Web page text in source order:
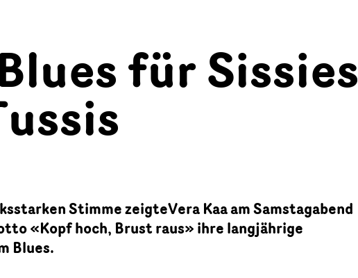
für Sissies
Stimme zeigteVera Kaa am Samstagabend
«Kopf hoch, Brust raus» ihre langjährige
Blues.